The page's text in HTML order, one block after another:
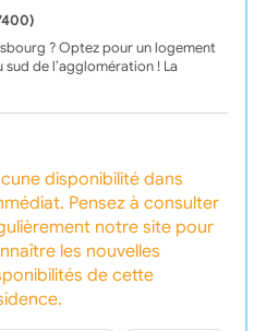
? Optez pour un logement
de l’agglomération ! La
disponibilité dans
Pensez à consulter
notre site pour
les nouvelles
de cette